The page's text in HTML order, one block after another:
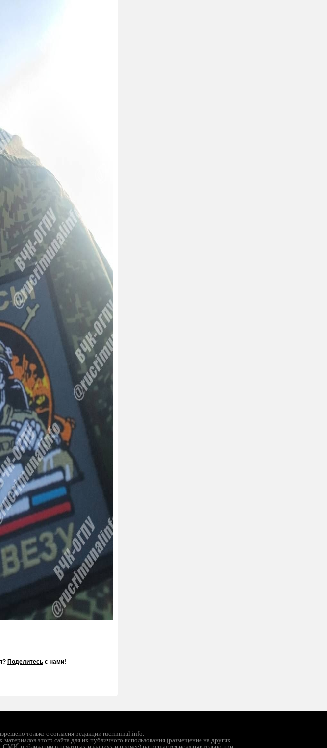
Поделитесь с нами!
только с согласия редакции rucriminal.info.
этого сайта для их публичного использования (размещение на других
СМИ, публикации в печатных изданиях и прочее) разрешается исключительно при